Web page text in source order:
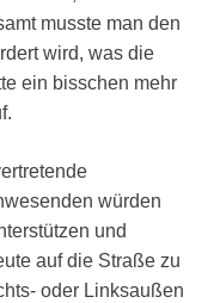
musste man den
wird, was die
ein bisschen mehr
würden
und
auf die Straße zu
oder Linksaußen